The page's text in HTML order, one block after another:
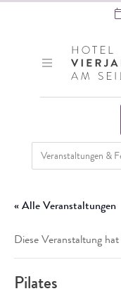
Hotel
Veranstaltungen &
« Alle Veranstaltungen
Diese Veranstaltung
Pilates